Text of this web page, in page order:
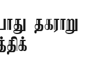
தகராறு